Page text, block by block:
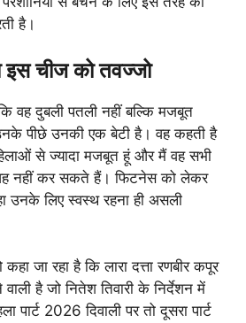
है।
इस चीज को तवज्जो
कि वह दुबली पतली नहीं बल्कि मजबूत
पीछे उनकी एक बेटी है। वह कहती है
से ज्यादा मजबूत हूं और मैं वह सभी
नहीं कर सकते हैं। फिटनेस को लेकर
उनके लिए स्वस्थ रहना ही असली
जा रहा है कि लारा दत्ता रणबीर कपूर
है जो नितेश तिवारी के निर्देशन में
पार्ट 2026 दिवाली पर तो दूसरा पार्ट